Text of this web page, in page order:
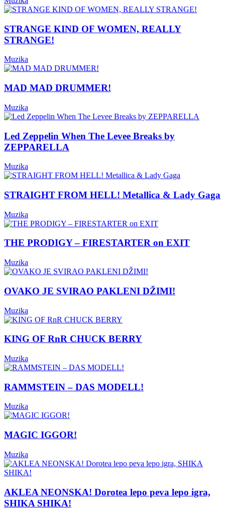
STRANGE KIND OF WOMEN, REALLY
STRANGE!
Muzika
MAD MAD DRUMMER!
Muzika
Led Zeppelin When The Levee Breaks by
ZEPPARELLA
Muzika
STRAIGHT FROM HELL! Metallica & Lady Gaga
Muzika
THE PRODIGY – FIRESTARTER on EXIT
Muzika
OVAKO JE SVIRAO PAKLENI DŽIMI!
Muzika
KING OF RnR CHUCK BERRY
Muzika
RAMMSTEIN – DAS MODELL!
Muzika
MAGIC IGGOR!
Muzika
AKLEA NEONSKA! Dorotea lepo peva lepo igra,
SHIKA SHIKA!